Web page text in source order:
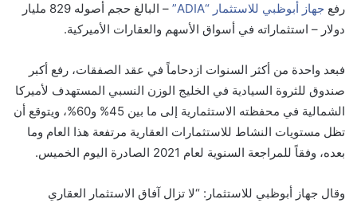
رفع جهاز أبوظبي للاستثمار “ADIA”
– البالغ حجم أصوله 829 مليار
دولار – استثماراته في أسواق الأسهم والعقارات الأميركية.
فبعد واحدة من أكثر السنوات ازدحاماً في عقد الصفقات، رفع أكبر
صندوق للثروة السيادية في الخليج الوزن النسبي المستهدف لأميركا
الشمالية في محفظته الاستثمارية إلى ما بين 45% و60%، ويتوقع أن
تظل مستويات النشاط للاستثمارات العقارية مرتفعة هذا العام وما
بعده، وفقاً للمراجعة السنوية لعام 2021 الصادرة اليوم الخميس.
وقال جهاز أبوظبي للاستثمار: “لا تزال آفاق الاستثمار العقاري